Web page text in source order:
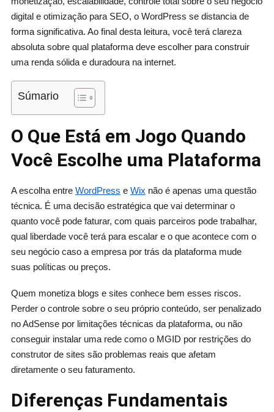
digital e otimização para SEO, o WordPress se distancia de
forma significativa. Ao final desta leitura, você terá clareza
absoluta sobre qual plataforma deve escolher para construir
uma renda sólida e duradoura na internet.
Súmario
O Que Está em Jogo Quando
Você Escolhe uma Plataforma
A escolha entre WordPress e Wix não é apenas uma questão
técnica. É uma decisão estratégica que vai determinar o
quanto você pode faturar, com quais parceiros pode trabalhar,
qual liberdade você terá para escalar e o que acontece com o
seu negócio caso a empresa por trás da plataforma mude
suas políticas ou preços.
Quem monetiza blogs e sites conhece bem esses riscos.
Perder o controle sobre o seu próprio conteúdo, ser penalizado
no AdSense por limitações técnicas da plataforma, ou não
conseguir instalar uma rede como o MGID por restrições do
construtor de sites são problemas reais que afetam
diretamente o seu faturamento.
Diferenças Fundamentais